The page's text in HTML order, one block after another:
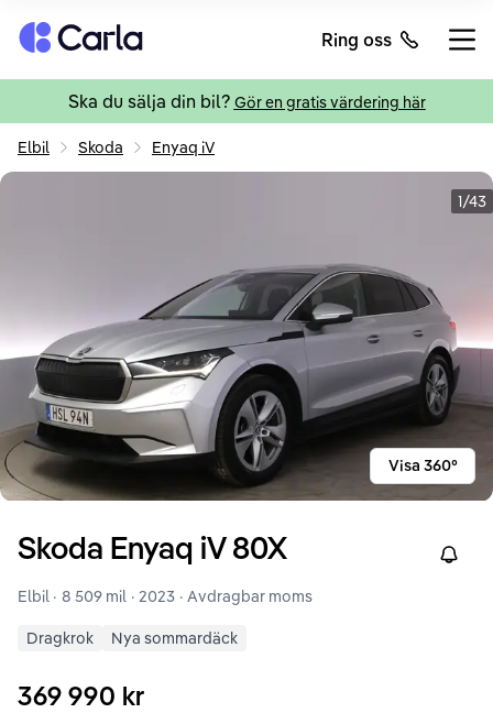
Tillbaka till startsidan Ring oss
Ska du sälja din bil? Gör en gratis värdering här
Elbil Skoda Enyaq iV
1/43
Visa 360°
Skoda Enyaq iV 80X Right
Elbil · 8 509 mil · 2023 · Avdragbar moms
Dragkrok Nya sommardäck
369 990 kr